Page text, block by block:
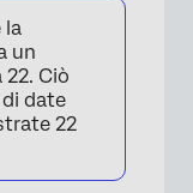
la
un
Ciò
date
22